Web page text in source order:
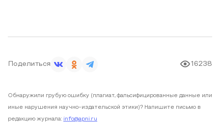
Поделиться 16238
Обнаружили грубую ошибку (плагиат, фальсифицированные данные или
иные нарушения научно-издательской этики)? Напишите письмо в
редакцию журнала: info@apni.ru